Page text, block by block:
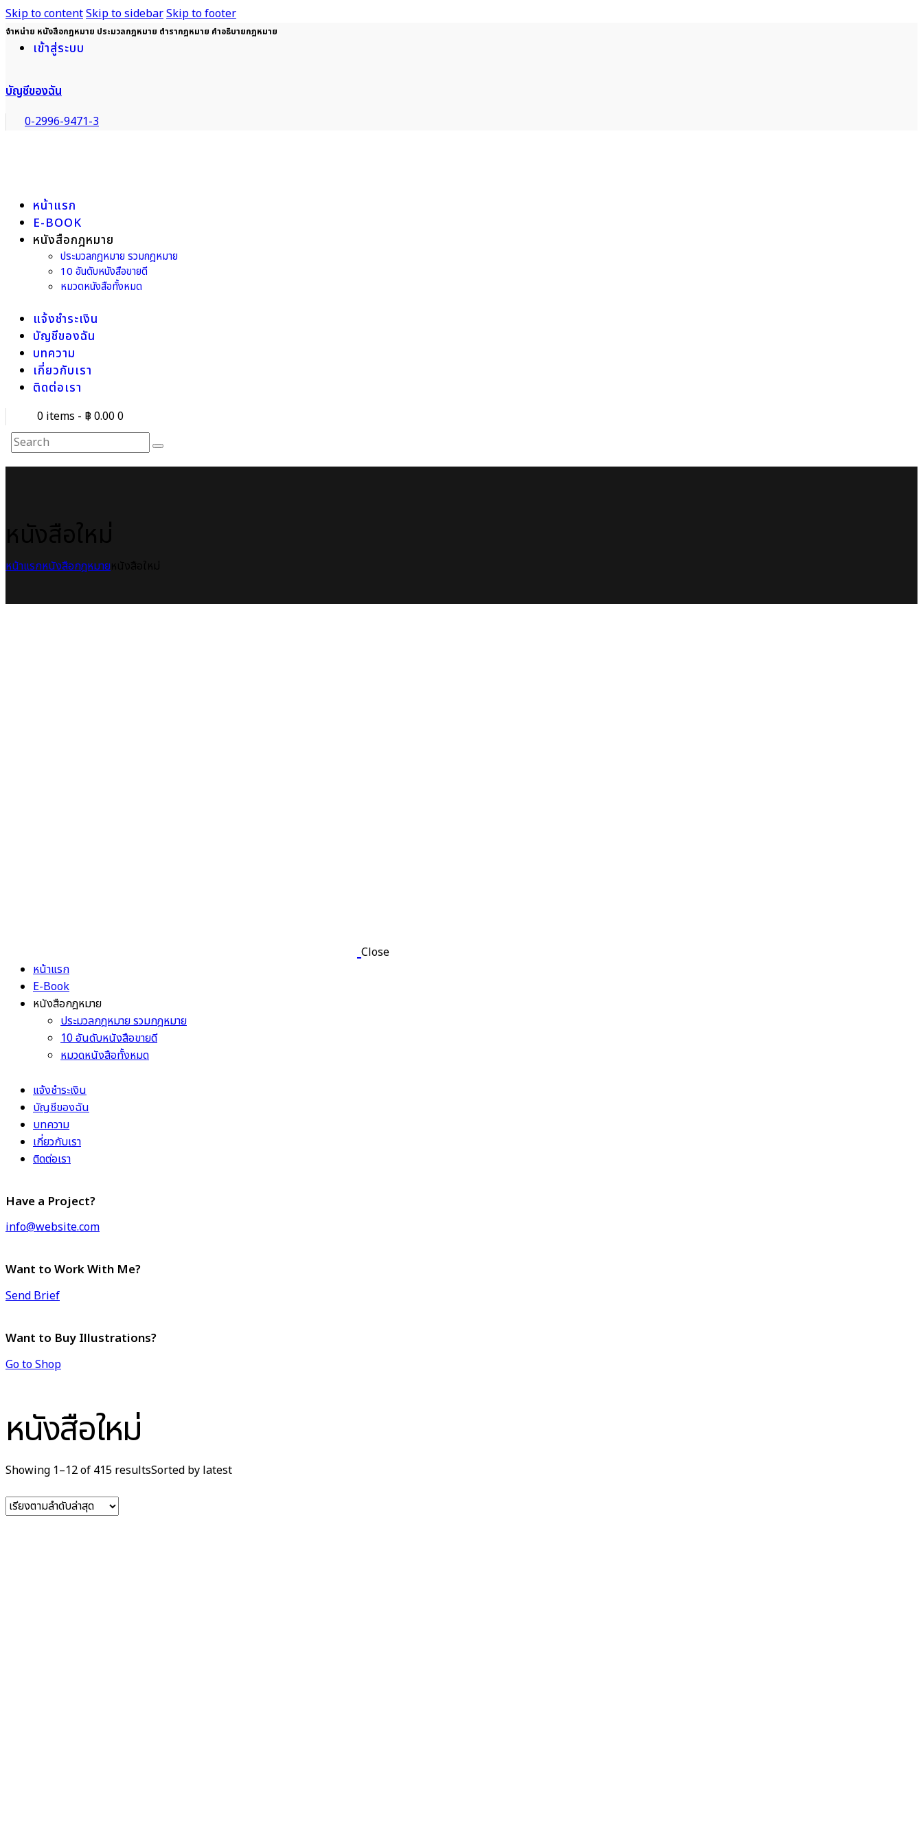
Skip to contentSkip to sidebarSkip to footer
จำหน่าย หนังสือกฎหมาย ประมวลกฎหมาย ตำรากฎหมาย คำอธิบายกฎหมาย
เข้าสู่ระบบ
บัญชีของฉัน
0-2996-9471-3
หน้าแรก
E-BOOK
หนังสือกฎหมาย
ประมวลกฎหมาย รวมกฎหมาย
10 อันดับหนังสือขายดี
หมวดหนังสือทั้งหมด
แจ้งชำระเงิน
บัญชีของฉัน
บทความ
เกี่ยวกับเรา
ติดต่อเรา
0 items - ฿ 0.000
หน้าแรกหนังสือกฎหมาย
Close
หน้าแรก
E-Book
หนังสือกฎหมาย
ประมวลกฎหมาย รวมกฎหมาย
10 อันดับหนังสือขายดี
หมวดหนังสือทั้งหมด
แจ้งชำระเงิน
บัญชีของฉัน
บทความ
เกี่ยวกับเรา
ติดต่อเรา
Have a Project?
info@website.com
Want to Work With Me?
Send Brief
Want to Buy Illustrations?
Go to Shop
หนังสือใหม่
Showing 1–12 of 415 resultsSorted by latest